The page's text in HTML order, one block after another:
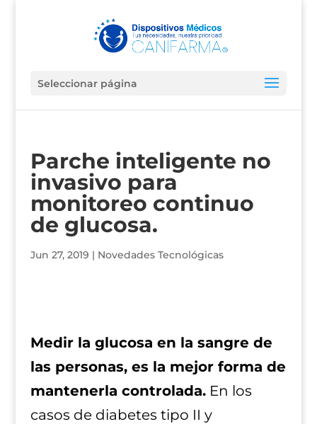
Seleccionar página
Parche inteligente no
invasivo para
monitoreo continuo
de glucosa.
Jun 27, 2019 | Novedades Tecnológicas
Medir la glucosa en la sangre de
las personas, es la mejor forma de
mantenerla controlada.En los
casos de diabetes tipo II y